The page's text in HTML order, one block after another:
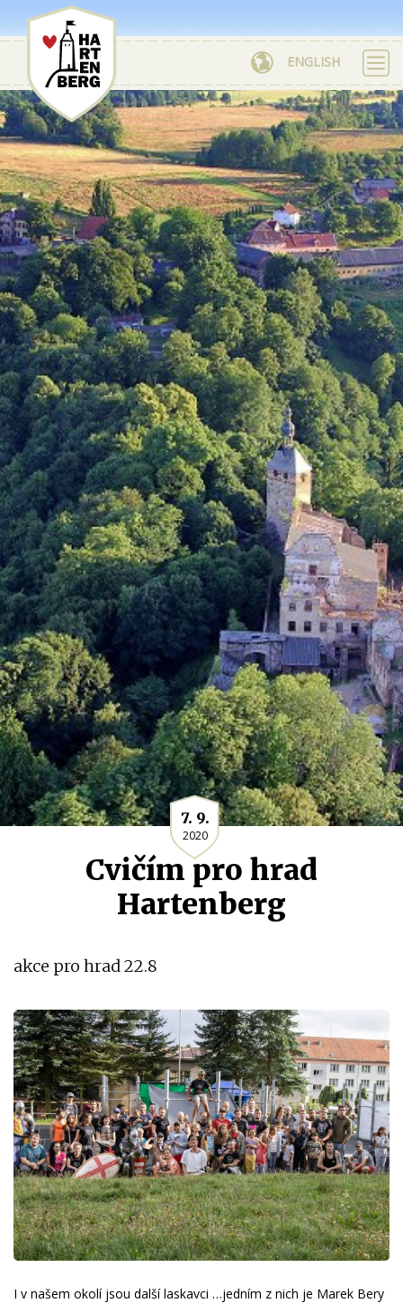
7. 9.
2020
Cvičím pro hrad
Hartenberg
akce pro hrad 22.8
I v našem okolí jsou další laskavci …jedním z nich je Marek Bery
ENGLISH